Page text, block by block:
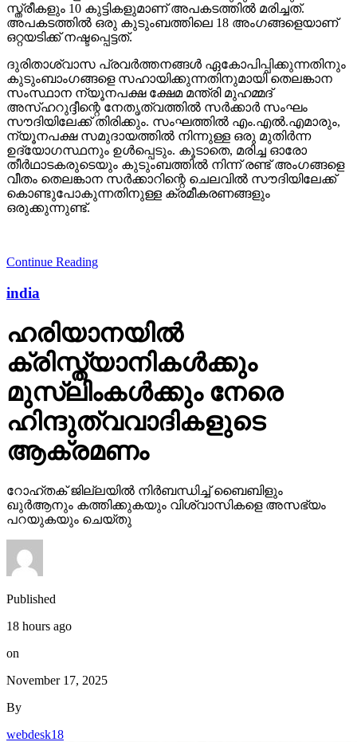
സ്ത്രീകളും 10 കുട്ടികളുമാണ് അപകടത്തില്‍ മരിച്ചത്.
അപകടത്തില്‍ ഒരു കുടുംബത്തിലെ 18 അംഗങ്ങളെയാണ്
ഒറ്റയടിക്ക് നഷ്ടപ്പെട്ടത്.
ദുരിതാശ്വാസ പ്രവര്‍ത്തനങ്ങള്‍ ഏകോപിപ്പിക്കുന്നതിനും
കുടുംബാംഗങ്ങളെ സഹായിക്കുന്നതിനുമായി തെലങ്കാന
സംസ്ഥാന ന്യൂനപക്ഷ ക്ഷേമ മന്ത്രി മുഹമ്മദ്
അസ്ഹറുദ്ദീന്റെ നേതൃത്വത്തില്‍ സര്‍ക്കാര്‍ സംഘം
സൗദിയിലേക്ക് തിരിക്കും. സംഘത്തില്‍ എം.എല്‍.എമാരും,
ന്യൂനപക്ഷ സമുദായത്തില്‍ നിന്നുള്ള ഒരു മുതിര്‍ന്ന
ഉദ്യോഗസ്ഥനും ഉള്‍പ്പെടും. കൂടാതെ, മരിച്ച ഓരോ
തീര്‍ഥാടകരുടെയും കുടുംബത്തില്‍ നിന്ന് രണ്ട് അംഗങ്ങളെ
വീതം തെലങ്കാന സര്‍ക്കാറിന്റെ ചെലവില്‍ സൗദിയിലേക്ക്
കൊണ്ടുപോകുന്നതിനുള്ള ക്രമീകരണങ്ങളും
ഒരുക്കുന്നുണ്ട്.
Continue Reading
india
ഹരിയാനയില്‍
ക്രിസ്ത്യാനികള്‍ക്കും
മുസ്‌ലിംകള്‍ക്കും നേരെ
ഹിന്ദുത്വവാദികളുടെ
ആക്രമണം
റോഹ്തക് ജില്ലയില്‍ നിര്‍ബന്ധിച്ച് ബൈബിളും
ഖുര്‍ആനും കത്തിക്കുകയും വിശ്വാസികളെ അസഭ്യം
പറയുകയും ചെയ്തു
Published
18 hours ago
on
November 17, 2025
By
webdesk18